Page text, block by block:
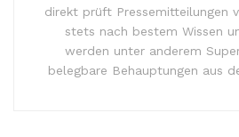
direkt prüft Pressemitteilungen
stets nach bestem Wissen
werden unter anderem
belegbare Behauptungen aus